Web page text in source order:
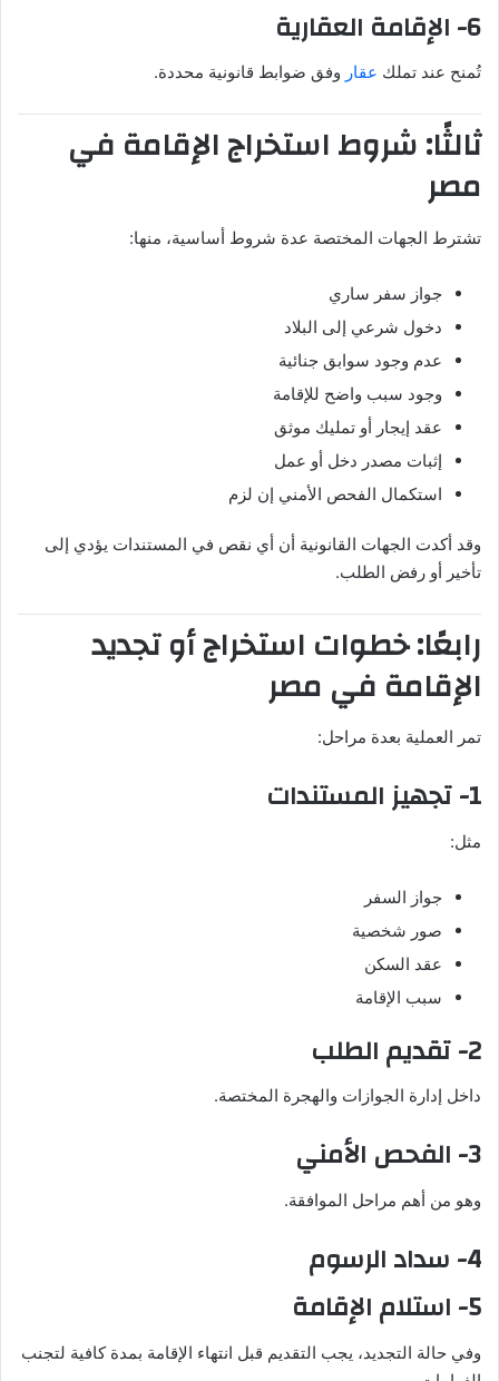
6- الإقامة العقارية
تُمنح عند تملك عقار وفق ضوابط قانونية محددة.
ثالثًا: شروط استخراج الإقامة في
مصر
تشترط الجهات المختصة عدة شروط أساسية، منها:
جواز سفر ساري
دخول شرعي إلى البلاد
عدم وجود سوابق جنائية
وجود سبب واضح للإقامة
عقد إيجار أو تمليك موثق
إثبات مصدر دخل أو عمل
استكمال الفحص الأمني إن لزم
وقد أكدت الجهات القانونية أن أي نقص في المستندات يؤدي إلى
تأخير أو رفض الطلب.
رابعًا: خطوات استخراج أو تجديد
الإقامة في مصر
تمر العملية بعدة مراحل:
1- تجهيز المستندات
مثل:
جواز السفر
صور شخصية
عقد السكن
سبب الإقامة
2- تقديم الطلب
داخل إدارة الجوازات والهجرة المختصة.
3- الفحص الأمني
وهو من أهم مراحل الموافقة.
4- سداد الرسوم
5- استلام الإقامة
وفي حالة التجديد، يجب التقديم قبل انتهاء الإقامة بمدة كافية لتجنب